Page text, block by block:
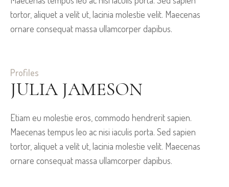
tortor, aliquet a velit ut, lacinia molestie velit. Maecenas
ornare consequat massa ullamcorper dapibus.
Profiles
JULIA JAMESON
Etiam eu molestie eros, commodo hendrerit sapien.
Maecenas tempus leo ac nisi iaculis porta. Sed sapien
tortor, aliquet a velit ut, lacinia molestie velit. Maecenas
ornare consequat massa ullamcorper dapibus.